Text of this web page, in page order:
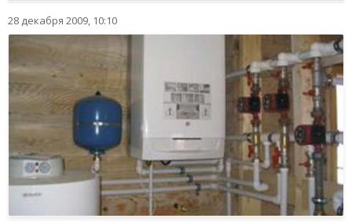
28 декабря 2009, 10:10